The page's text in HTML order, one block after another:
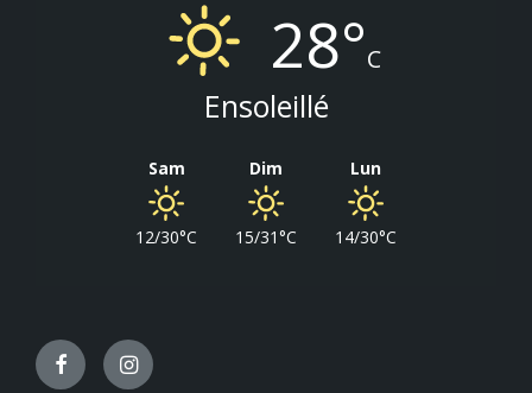
28°C
Ensoleillé
Sam
12/30°C
Dim
15/31°C
Lun
14/30°C
FacebookInstagram